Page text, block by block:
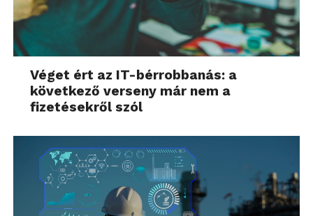
Véget ért az IT-bérrobbanás: a
következő verseny már nem a
fizetésekről szól